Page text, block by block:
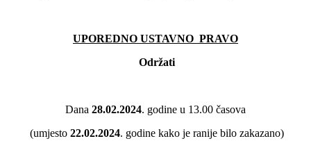
UPOREDNO USTAVNO PRAVO
Održati
Dana 28.02.2024. godine u 13.00 časova
(umjesto 22.02.2024. godine kako je ranije bilo zakazano)